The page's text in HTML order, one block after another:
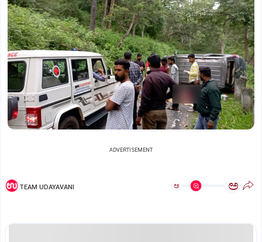
ADVERTISEMENT
TEAM UDAYAVANI ಅ ಅ